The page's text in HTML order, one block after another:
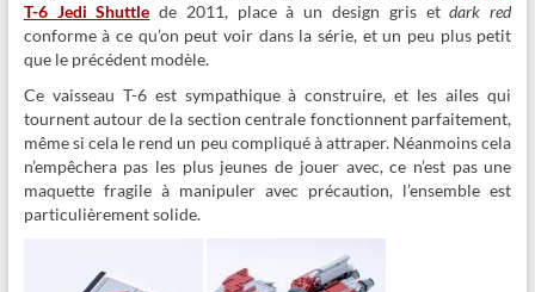
T-6 Jedi Shuttle de 2011, place à un design gris etdark red
conforme à ce qu’on peut voir dans la série, et un peu plus petit
que le précédent modèle.
Ce vaisseau T-6 est sympathique à construire, et les ailes qui
tournent autour de la section centrale fonctionnent parfaitement,
même si cela le rend un peu compliqué à attraper. Néanmoins cela
n’empêchera pas les plus jeunes de jouer avec, ce n’est pas une
maquette fragile à manipuler avec précaution, l’ensemble est
particulièrement solide.